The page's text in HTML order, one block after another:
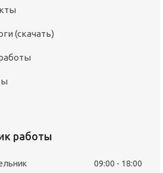
(скачать)
работы
09:00
18:00